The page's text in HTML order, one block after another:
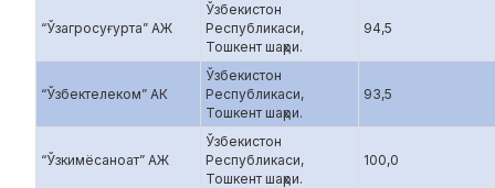
“Ўзагросуғурта” АЖ
Ўзбекистон
Республикаси,
Тошкент шаҳри.
94,5
“Ўзбектелеком” АК
Ўзбекистон
Республикаси,
Тошкент шаҳри.
93,5
“Ўзкимёсаноат” АЖ
Ўзбекистон
Республикаси,
Тошкент шаҳри.
100,0